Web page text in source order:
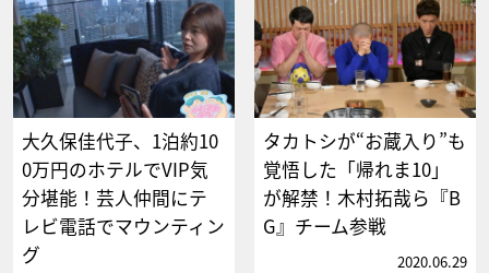
大久保佳代子、1泊約10
0万円のホテルでVIP気
分堪能！芸人仲間にテ
レビ電話でマウンティン
グ
タカトシが“お蔵入り”も
覚悟した「帰れま10」
が解禁！木村拓哉ら『B
G』チーム参戦
2020.06.29